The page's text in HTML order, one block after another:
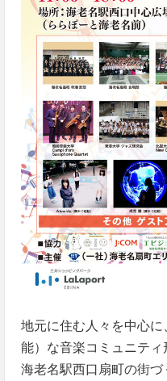
地元に住む人々を中心
能）な音楽コミュニティ
海老名駅西口扇町の街